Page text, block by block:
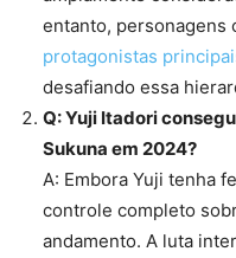
entanto, personagens
protagonistas
desafiando essa
Q: Yuji Itadori
Sukuna em 2024?
A: Embora Yuji tenha
controle completo
andamento. A luta